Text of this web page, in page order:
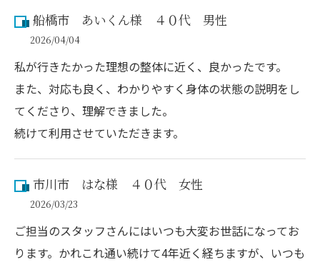
船橋市 あいくん様 ４０代 男性
2026/04/04
私が行きたかった理想の整体に近く、良かったです。
また、対応も良く、わかりやすく身体の状態の説明をし
てくださり、理解できました。
続けて利用させていただきます。
市川市 はな様 ４０代 女性
2026/03/23
ご担当のスタッフさんにはいつも大変お世話になってお
ります。かれこれ通い続けて4年近く経ちますが、いつも